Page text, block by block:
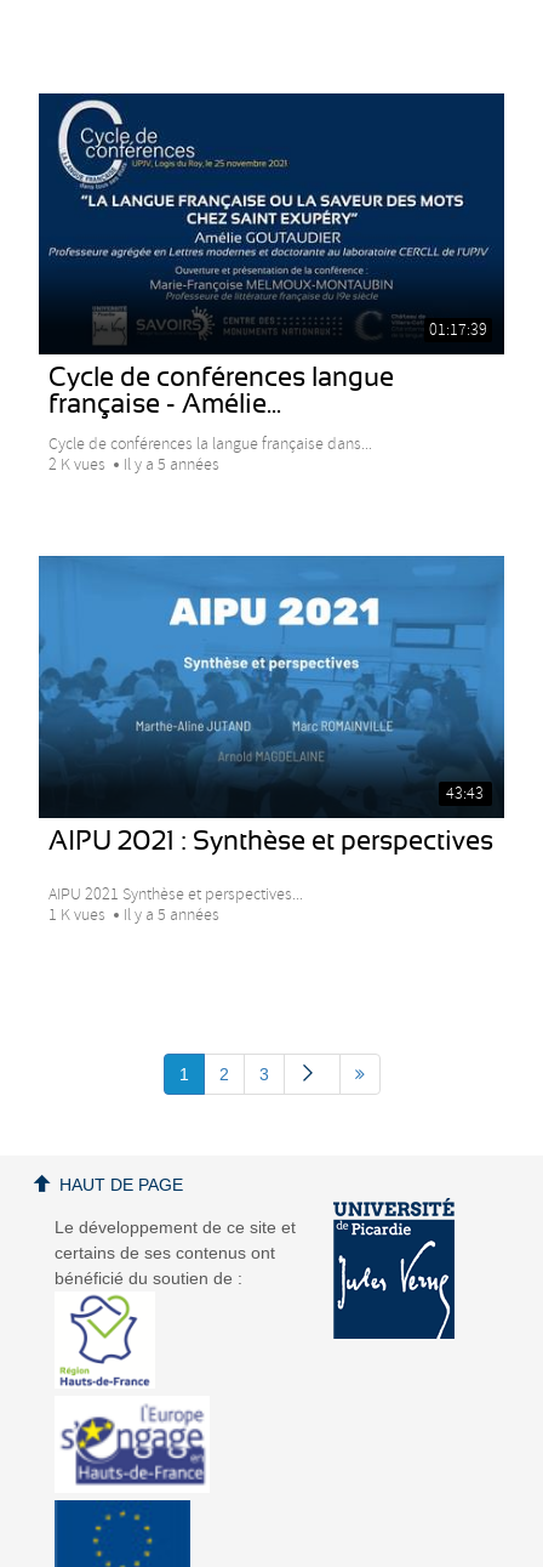
01:17:39
Cycle de conférences langue
française - Amélie...
Cycle de conférences la langue française dans...
2 K vues
Il y a 5 années
43:43
AIPU 2021 : Synthèse et perspectives
AIPU 2021 Synthèse et perspectives...
1 K vues
Il y a 5 années
1 2 3
Le développement de ce site et
certains de ses contenus ont
bénéficié du soutien de :
HAUT DE PAGE